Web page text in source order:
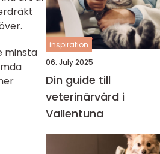
minsta
inspiration
06. July 2025
Din guide till
veterinärvård i
Vallentuna